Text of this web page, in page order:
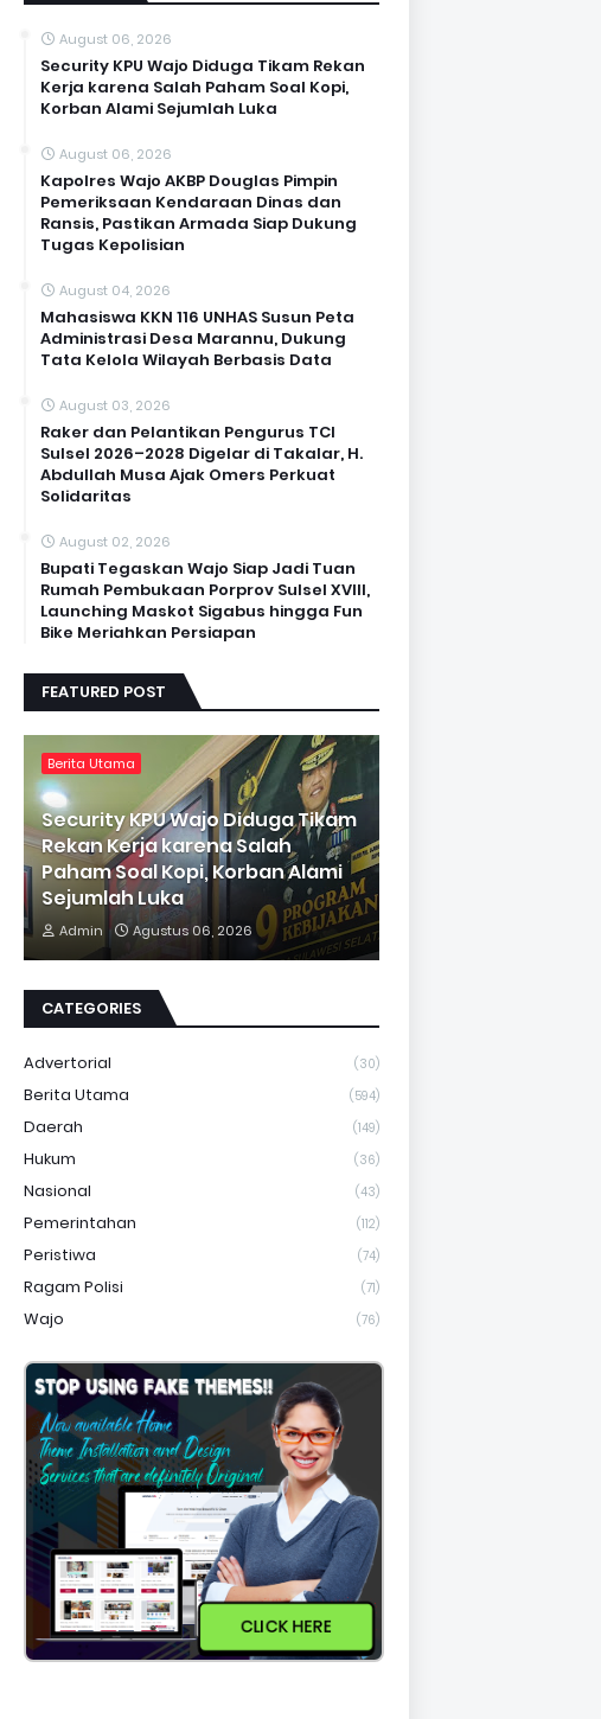
August 06, 2026
Security KPU Wajo Diduga Tikam Rekan
Kerja karena Salah Paham Soal Kopi,
Korban Alami Sejumlah Luka
August 06, 2026
Kapolres Wajo AKBP Douglas Pimpin
Pemeriksaan Kendaraan Dinas dan
Ransis, Pastikan Armada Siap Dukung
Tugas Kepolisian
August 04, 2026
Mahasiswa KKN 116 UNHAS Susun Peta
Administrasi Desa Marannu, Dukung
Tata Kelola Wilayah Berbasis Data
August 03, 2026
Raker dan Pelantikan Pengurus TCI
Sulsel 2026–2028 Digelar di Takalar, H.
Abdullah Musa Ajak Omers Perkuat
Solidaritas
August 02, 2026
Bupati Tegaskan Wajo Siap Jadi Tuan
Rumah Pembukaan Porprov Sulsel XVIII,
Launching Maskot Sigabus hingga Fun
Bike Meriahkan Persiapan
FEATURED POST
Berita Utama
Security KPU Wajo Diduga Tikam
Rekan Kerja karena Salah
Paham Soal Kopi, Korban Alami
Sejumlah Luka
Admin Agustus 06, 2026
CATEGORIES
Advertorial (30)
Berita Utama (594)
Daerah (149)
Hukum (36)
Nasional (43)
Pemerintahan (112)
Peristiwa (74)
Ragam Polisi (71)
Wajo (76)
CLICK HERE